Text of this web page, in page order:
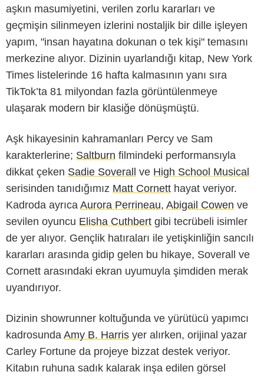
aşkın masumiyetini, verilen zorlu kararları ve
geçmişin silinmeyen izlerini nostaljik bir dille işleyen
yapım, "insan hayatına dokunan o tek kişi" temasını
merkezine alıyor. Dizinin uyarlandığı kitap, New York
Times listelerinde 16 hafta kalmasının yanı sıra
TikTok’ta 81 milyondan fazla görüntülenmeye
ulaşarak modern bir klasiğe dönüşmüştü.
Aşk hikayesinin kahramanları Percy ve Sam
karakterlerine; Saltburn filmindeki performansıyla
dikkat çeken Sadie Soverall ve High School Musical
serisinden tanıdığımız Matt Cornett hayat veriyor.
Kadroda ayrıca Aurora Perrineau, Abigail Cowen ve
sevilen oyuncu Elisha Cuthbert gibi tecrübeli isimler
de yer alıyor. Gençlik hatıraları ile yetişkinliğin sancılı
kararları arasında gidip gelen bu hikaye, Soverall ve
Cornett arasındaki ekran uyumuyla şimdiden merak
uyandırıyor.
Dizinin showrunner koltuğunda ve yürütücü yapımcı
kadrosunda Amy B. Harris yer alırken, orijinal yazar
Carley Fortune da projeye bizzat destek veriyor.
Kitabın ruhuna sadık kalarak inşa edilen görsel